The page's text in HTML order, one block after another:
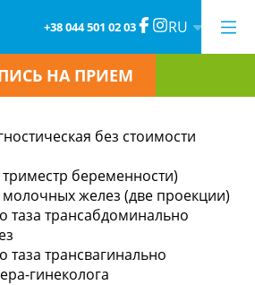
+38 044 501 02 03 RU
НА ПРИЕМ
без стоимости
беременности)
желез (две проекции)
таза трансабдоминально
таза трансвагинально
гинеколога